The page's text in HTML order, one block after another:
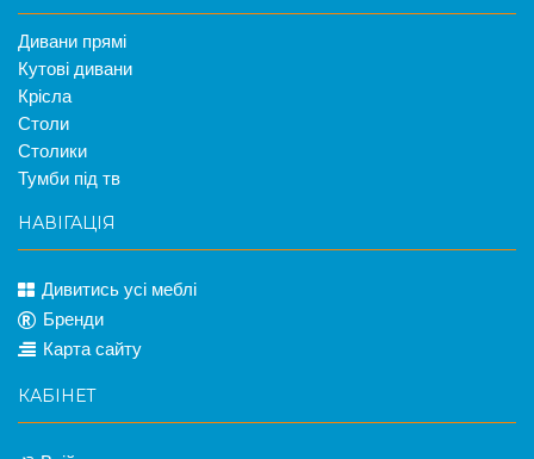
Дивани прямі
Кутові дивани
Крісла
Столи
Столики
Тумби під тв
НАВІГАЦІЯ
Дивитись усі меблі
Бренди
Карта сайту
КАБІНЕТ